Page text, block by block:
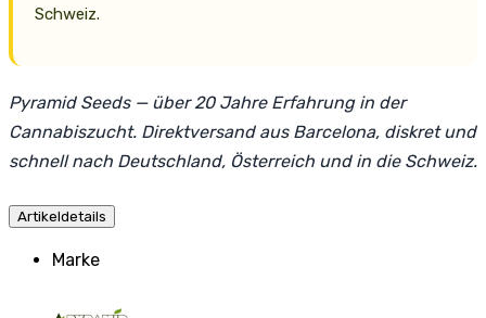
Schweiz.
Pyramid Seeds — über 20 Jahre Erfahrung in der
Cannabiszucht. Direktversand aus Barcelona, diskret und
schnell nach Deutschland, Österreich und in die Schweiz.
Artikeldetails
Marke